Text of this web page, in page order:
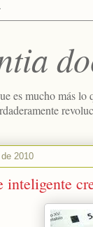
es mucho más lo
2010
inteligente